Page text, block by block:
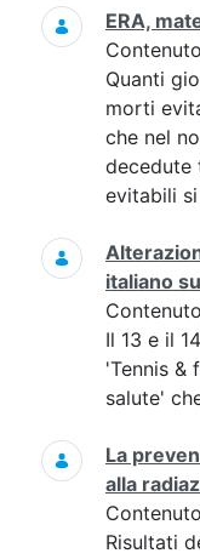
ERA,
Quanti
morti
che nel
decedute
evitabili
italiano
Il 13 e il
'Tennis &
salute'
La
alla
Risultati